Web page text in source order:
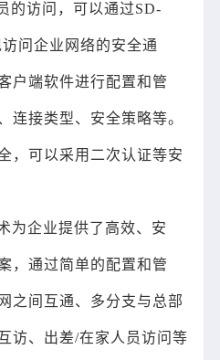
的访问，可以通过SD-
问企业网络的安全通
户端软件进行配置和管
连接类型、安全策略等。
，可以采用二次认证等安
为企业提供了高效、安
，通过简单的配置和管
之间互通、多分支与总部
访、出差/在家人员访问等